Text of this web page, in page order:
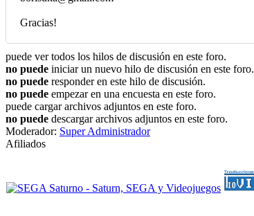
Gracias!
puede ver todos los hilos de discusión en este foro.
no puede iniciar un nuevo hilo de discusión en este foro.
no puede responder en este hilo de discusión.
no puede empezar en una encuesta en este foro.
puede cargar archivos adjuntos en este foro.
no puede descargar archivos adjuntos en este foro.
Moderador: Super Administrador
Afiliados